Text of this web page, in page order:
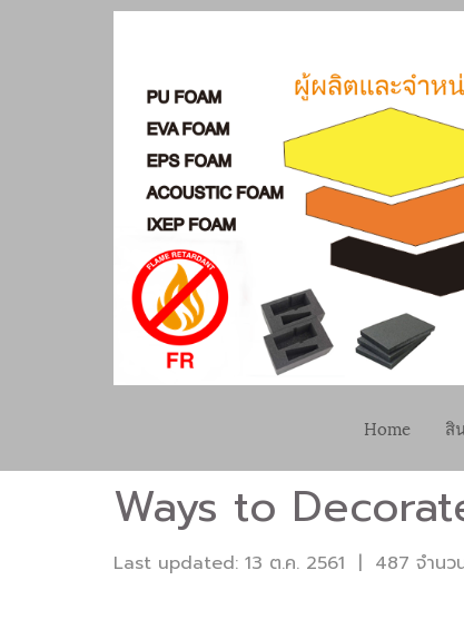
Home สิ
Ways to
Last updated: 13 ต.ค. 2561 | 487 จำนว